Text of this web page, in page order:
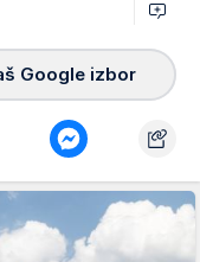
Google izbor